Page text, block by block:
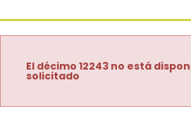
El décimo 12243 no está
solicitado